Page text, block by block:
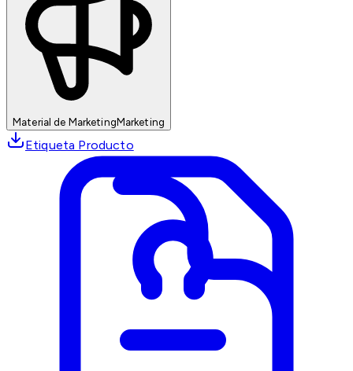
Material de MarketingMarketing
Etiqueta Producto